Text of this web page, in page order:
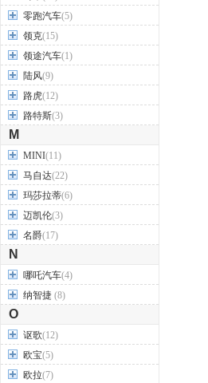
零跑汽车(5)
领克(15)
领途汽车(1)
陆风(9)
路虎(12)
路特斯(3)
M
MINI(11)
马自达(22)
玛莎拉蒂(6)
迈凯伦(3)
名爵(17)
N
哪吒汽车(4)
纳智捷 (8)
O
讴歌(12)
欧宝(5)
欧拉(7)